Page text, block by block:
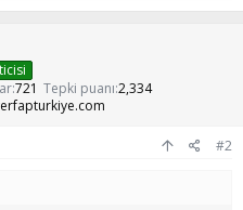
721 Tepki puanı 2,334
#2